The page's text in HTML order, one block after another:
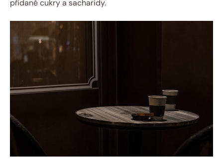
přidané cukry a sacharidy.